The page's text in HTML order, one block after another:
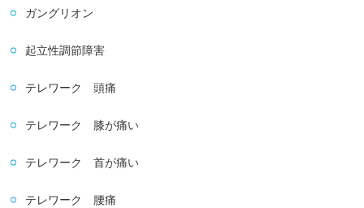
ガングリオン
起立性調節障害
テレワーク 頭痛
テレワーク 膝が痛い
テレワーク 首が痛い
テレワーク 腰痛